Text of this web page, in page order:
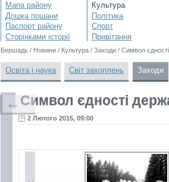
Мапа району
Дошка пошани
Паспорт району
Сторінками історії
Культура
Політика
Спорт
Привітання
Бершадь / Новини / Культура / Заходи / Символ
Освіта і наука Світ захоплень Заходи
Символ єдності
2 Лютого 2015, 09:00
←